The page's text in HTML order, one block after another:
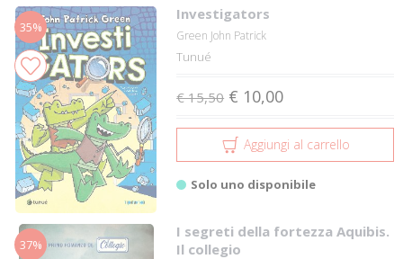
35%
Investigators
Green John Patrick
Tunué
€ 15,50 € 10,00
Aggiungi al carrello
Solo uno disponibile
37%
I segreti della fortezza Aquibis.
Il collegio